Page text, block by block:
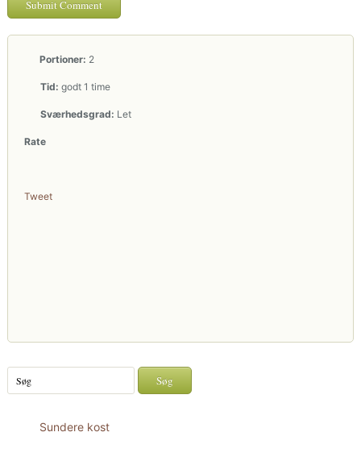
Portioner: 2
Tid: godt 1 time
Sværhedsgrad: Let
Rate
Tweet
Sundere kost